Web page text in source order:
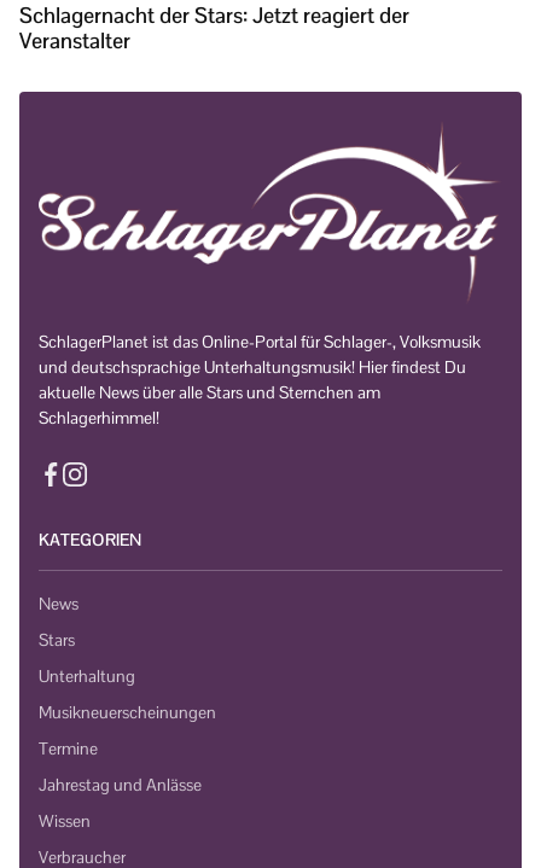
Schlagernacht der Stars: Jetzt reagiert der
Veranstalter
SchlagerPlanet ist das Online-Portal für Schlager-, Volksmusik
und deutschsprachige Unterhaltungsmusik! Hier findest Du
aktuelle News über alle Stars und Sternchen am
Schlagerhimmel!
KATEGORIEN
News
Stars
Unterhaltung
Musikneuerscheinungen
Termine
Jahrestag und Anlässe
Wissen
Verbraucher